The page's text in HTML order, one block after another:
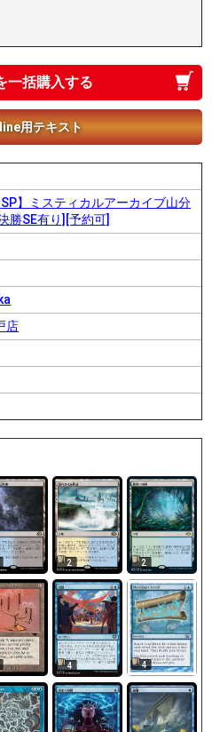
一括購入する
用テキスト
SP】ミスティカルアーカイブ山分
勝SE有り][予約可]
店
2 2
4 4